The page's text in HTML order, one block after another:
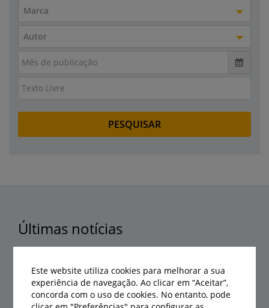
Marca
Autor
Últimas notícias
Este website utiliza cookies para melhorar a sua
experiência de navegação. Ao clicar em “Aceitar”,
concorda com o uso de cookies. No entanto, pode